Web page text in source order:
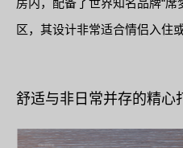
区，其设计非常适合情侣入住
舒适与非日常并存的精心